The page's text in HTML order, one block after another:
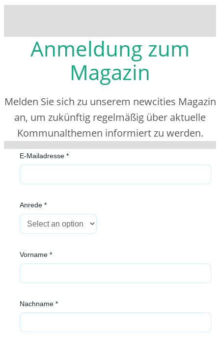
Anmeldung zum
Magazin
Melden Sie sich zu unserem newcities Magazin
an, um zukünftig regelmäßig über aktuelle
Kommunalthemen informiert zu werden.
E-Mailadresse *
Anrede *
Vorname *
Nachname *